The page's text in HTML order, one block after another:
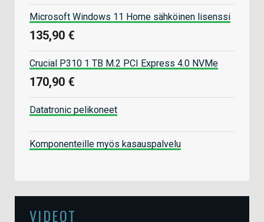
Microsoft Windows 11 Home sähköinen lisenssi
135,90 €
Crucial P310 1 TB M.2 PCI Express 4.0 NVMe
170,90 €
Datatronic pelikoneet
Komponenteille myös kasauspalvelu
VIDEOT